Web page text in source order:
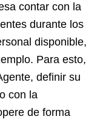
contar con la
durante los
disponible,
Para esto,
definir su
con la
de forma